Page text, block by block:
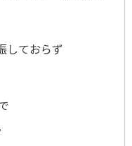
しておらず